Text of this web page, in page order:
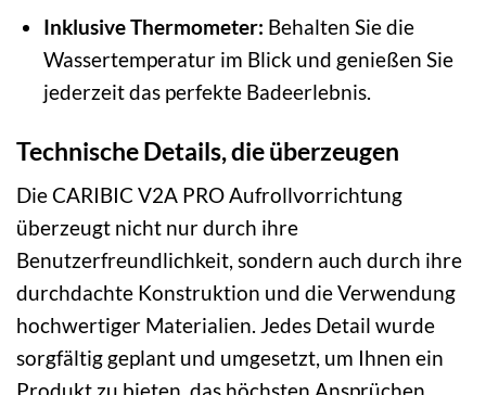
Inklusive Thermometer: Behalten Sie die
Wassertemperatur im Blick und genießen Sie
jederzeit das perfekte Badeerlebnis.
Technische Details, die überzeugen
Die CARIBIC V2A PRO Aufrollvorrichtung
überzeugt nicht nur durch ihre
Benutzerfreundlichkeit, sondern auch durch ihre
durchdachte Konstruktion und die Verwendung
hochwertiger Materialien. Jedes Detail wurde
sorgfältig geplant und umgesetzt, um Ihnen ein